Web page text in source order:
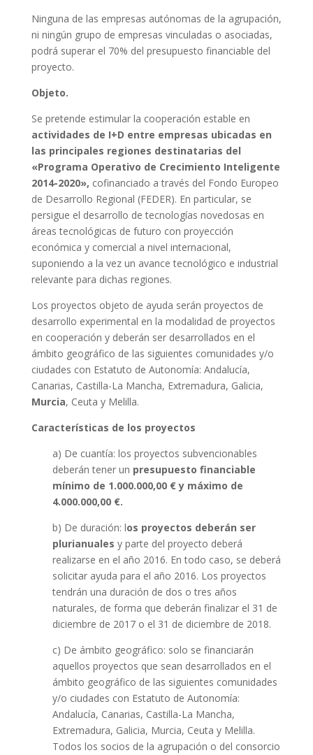
Ninguna de las empresas autónomas de la agrupación,
ni ningún grupo de empresas vinculadas o asociadas,
podrá superar el 70% del presupuesto financiable del
proyecto.
Objeto.
Se pretende estimular la cooperación estable en
actividades de I+D entre empresas ubicadas en
las principales regiones destinatarias del
«Programa Operativo de Crecimiento Inteligente
2014-2020», cofinanciado a través del Fondo Europeo
de Desarrollo Regional (FEDER). En particular, se
persigue el desarrollo de tecnologías novedosas en
áreas tecnológicas de futuro con proyección
económica y comercial a nivel internacional,
suponiendo a la vez un avance tecnológico e industrial
relevante para dichas regiones.
Los proyectos objeto de ayuda serán proyectos de
desarrollo experimental en la modalidad de proyectos
en cooperación y deberán ser desarrollados en el
ámbito geográfico de las siguientes comunidades y/o
ciudades con Estatuto de Autonomía: Andalucía,
Canarias, Castilla-La Mancha, Extremadura, Galicia,
Murcia, Ceuta y Melilla.
Características de los proyectos
a) De cuantía: los proyectos subvencionables
deberán tener un presupuesto financiable
mínimo de 1.000.000,00 € y máximo de
4.000.000,00 €.
b) De duración: los proyectos deberán ser
plurianuales y parte del proyecto deberá
realizarse en el año 2016. En todo caso, se deberá
solicitar ayuda para el año 2016. Los proyectos
tendrán una duración de dos o tres años
naturales, de forma que deberán finalizar el 31 de
diciembre de 2017 o el 31 de diciembre de 2018.
c) De ámbito geográfico: solo se financiarán
aquellos proyectos que sean desarrollados en el
ámbito geográfico de las siguientes comunidades
y/o ciudades con Estatuto de Autonomía:
Andalucía, Canarias, Castilla-La Mancha,
Extremadura, Galicia, Murcia, Ceuta y Melilla.
Todos los socios de la agrupación o del consorcio